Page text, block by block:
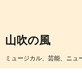
山吹の風
ミュージカル、芸能、ニュ